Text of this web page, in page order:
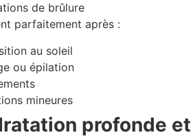
de brûlure
parfaitement après :
au soleil
ou épilation
mineures
profonde